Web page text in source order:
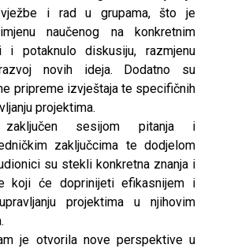
i rad u grupama, što je
naučenog na konkretnim
i potaknulo diskusiju, razmjenu
novih ideja. Dodatno su
pripreme izvještaja te specifičnih
projektima.
sesijom pitanja i
zaključcima te dodjelom
su stekli konkretna znanja i
koji će doprinijeti efikasnijem i
projektima u njihovim
je otvorila nove perspektive u